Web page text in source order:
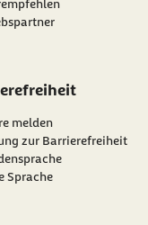
melden
zur Barrierefreiheit
Sprache